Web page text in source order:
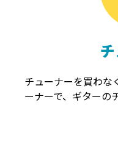
チューナーを買わな
ーナーで、ギターの